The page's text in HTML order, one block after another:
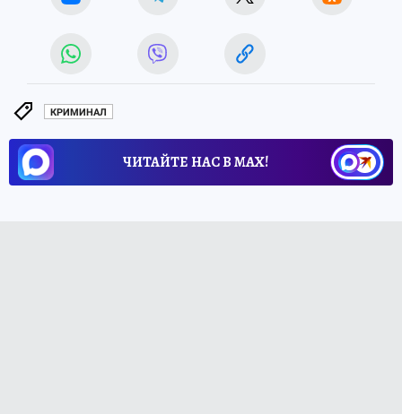
КРИМИНАЛ
ЧИТАЙТЕ НАС В МАХ!